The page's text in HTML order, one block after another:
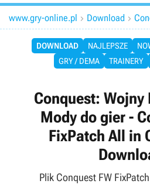
www.gry-online.pl  Download 
DOWNLOAD NAJLEPSZE
GRY / DEMA
TRAINERY
Conquest: Wojny
Mody do gier -
FixPatch All in
Plik Conquest FW